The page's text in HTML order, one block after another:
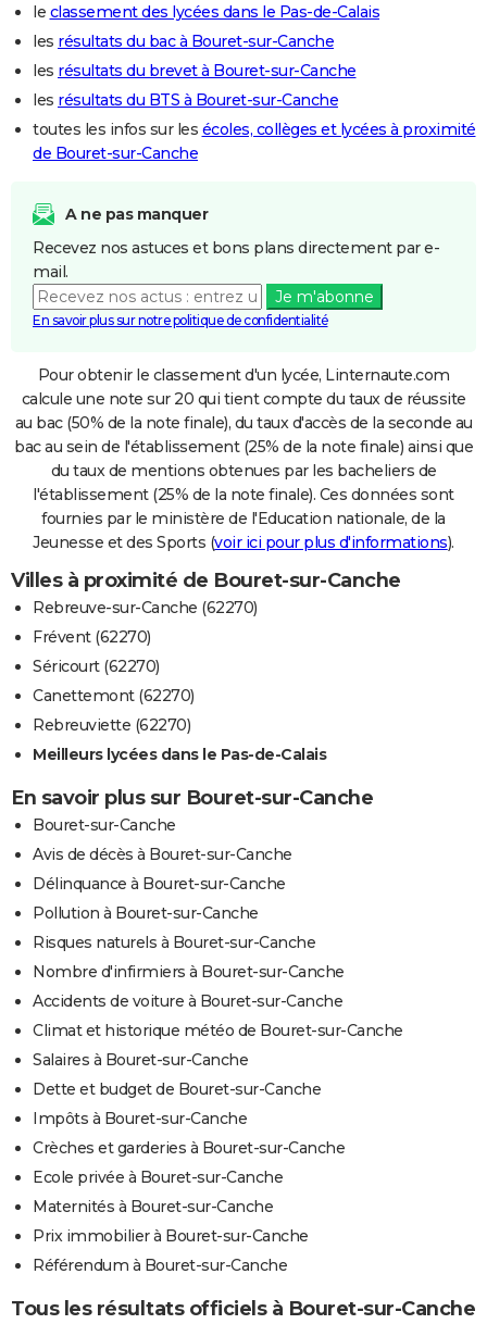
le classement des lycées dans le Pas-de-Calais
les résultats du bac à Bouret-sur-Canche
les résultats du brevet à Bouret-sur-Canche
les résultats du BTS à Bouret-sur-Canche
toutes les infos sur les écoles, collèges et lycées à proximité
de Bouret-sur-Canche
A ne pas manquer
Recevez nos astuces et bons plans directement par e-
mail.
Je m'abonne
En savoir plus sur notre politique de confidentialité
Pour obtenir le classement d'un lycée, Linternaute.com
calcule une note sur 20 qui tient compte du taux de réussite
au bac (50% de la note finale), du taux d'accès de la seconde au
bac au sein de l'établissement (25% de la note finale) ainsi que
du taux de mentions obtenues par les bacheliers de
l'établissement (25% de la note finale). Ces données sont
fournies par le ministère de l'Education nationale, de la
Jeunesse et des Sports (voir ici pour plus d'informations).
Villes à proximité de Bouret-sur-Canche
Rebreuve-sur-Canche (62270)
Frévent (62270)
Séricourt (62270)
Canettemont (62270)
Rebreuviette (62270)
Meilleurs lycées dans le Pas-de-Calais
En savoir plus sur Bouret-sur-Canche
Bouret-sur-Canche
Avis de décès à Bouret-sur-Canche
Délinquance à Bouret-sur-Canche
Pollution à Bouret-sur-Canche
Risques naturels à Bouret-sur-Canche
Nombre d'infirmiers à Bouret-sur-Canche
Accidents de voiture à Bouret-sur-Canche
Climat et historique météo de Bouret-sur-Canche
Salaires à Bouret-sur-Canche
Dette et budget de Bouret-sur-Canche
Impôts à Bouret-sur-Canche
Crèches et garderies à Bouret-sur-Canche
Ecole privée à Bouret-sur-Canche
Maternités à Bouret-sur-Canche
Prix immobilier à Bouret-sur-Canche
Référendum à Bouret-sur-Canche
Tous les résultats officiels à Bouret-sur-Canche